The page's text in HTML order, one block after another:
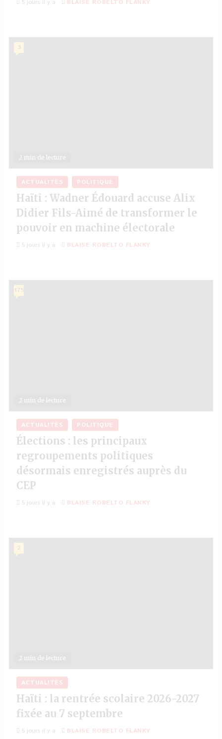
5 jours il y a BLAISE ROBELTO FLANKY
2 min de lecture
3
ACTUALITÉS POLITIQUE
Haïti : Wadner Édouard accuse Alix
Didier Fils-Aimé de transformer le
pouvoir en machine électorale
5 jours il y a BLAISE ROBELTO FLANKY
2 min de lecture
175
ACTUALITÉS POLITIQUE
Élections : les principaux
regroupements politiques
désormais enregistrés auprès du
CEP
5 jours il y a BLAISE ROBELTO FLANKY
2 min de lecture
2
ACTUALITÉS
Haïti : la rentrée scolaire 2026-2027
fixée au 7 septembre
5 jours il y a BLAISE ROBELTO FLANKY